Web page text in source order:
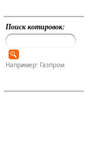
Поиск котировок:
Например: Газпром